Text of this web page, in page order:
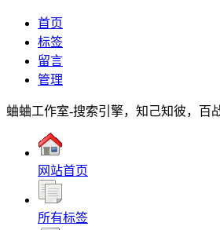
首页
标签
留言
管理
蛐蛐工作室-搜索引擎，知己知彼，百
网站首页
所有标签